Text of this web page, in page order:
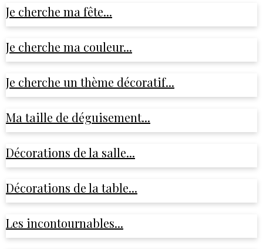
Je cherche ma fête...
Je cherche ma couleur...
Je cherche un thème décoratif...
Ma taille de déguisement...
Décorations de la salle...
Décorations de la table...
Les incontournables...